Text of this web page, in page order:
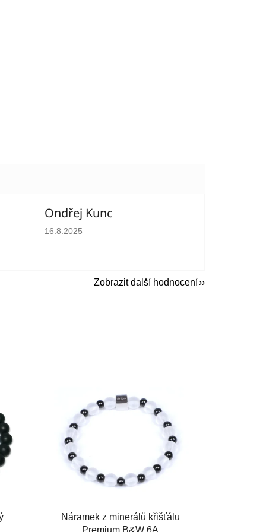
Ondřej Kunc
Hodnocení obchodu je 5 z 5 hvězdiček.
16.8.2025
Zobrazit další hodnocení
Náramek z minerálů křišťálu
Premium B&W 6A